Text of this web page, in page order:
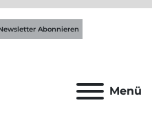
Menü
Abonnieren